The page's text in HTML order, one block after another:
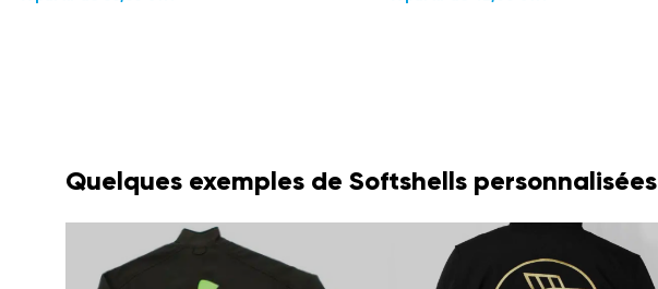
Quelques exemples de Softshells personnalisées